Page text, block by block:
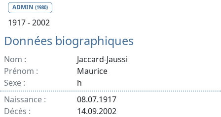
ADMIN (1980)
1917 - 2002
Données biographiques
Nom :
Jaccard-Jaussi
Prénom :
Maurice
Sexe :
h
Naissance :
08.07.1917
Décès :
14.09.2002